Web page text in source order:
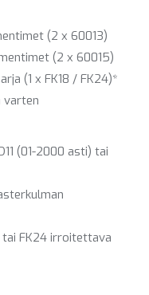
(2 x 60013)
(2 x 60015)
(1 x FK18 / FK24)*
varten
(01-2000 asti) tai
tai FK24 irroitettava